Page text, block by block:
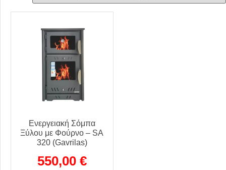
Ενεργειακή Σόμπα
Ξύλου με Φούρνο – SA
320 (Gavrilas)
550,00 €